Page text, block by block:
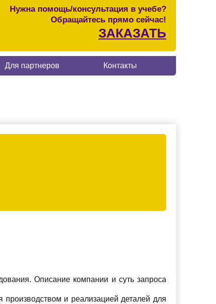
Нужна помощь/консультация в учебе?
Обращайтесь прямо сейчас!
ЗАКАЗАТЬ
Для партнеров Контакты
Описание компании и суть запроса
и реализацией деталей для